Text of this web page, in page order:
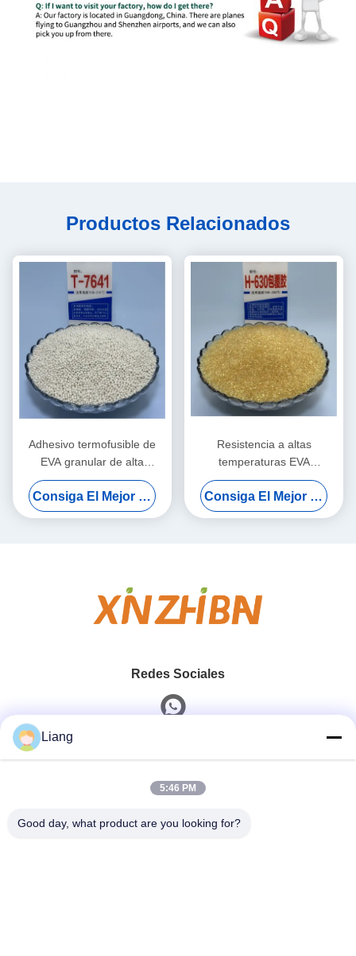
Productos Relacionados
Adhesivo termofusible de
EVA granular de alta
temperatura, no deja
marcas, para carpintería y
construcción
Consiga El Mejor Precio
Resistencia a altas
temperaturas EVA
pegamento adhesivo de
fusión en caliente para
bordes de muebles con vida
Consiga El Mejor Precio
Redes Sociales
0086-13926126819
Liang
5:46 PM
Good day, what product are you looking for?